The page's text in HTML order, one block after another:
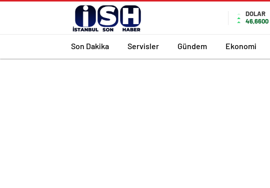
DOLAR
46,6600
Son Dakika Servisler Gündem Ekonomi